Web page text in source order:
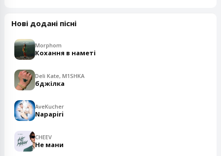
Нові додані пісні
Morphom
Кохання в наметі
Deli Kate, M1SHKA
бджілка
AveKucher
Napapiri
CHEEV
Не мани